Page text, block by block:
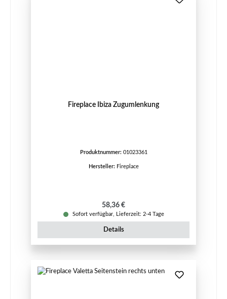
Fireplace Ibiza Zugumlenkung
Produktnummer: 01023361
Hersteller: Fireplace
Regulärer Preis:
58,36 €
Sofort verfügbar, Lieferzeit: 2-4 Tage
Details